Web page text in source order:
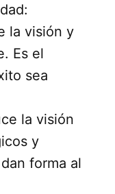
la visión y
Es el
sea
la visión
y
forma al